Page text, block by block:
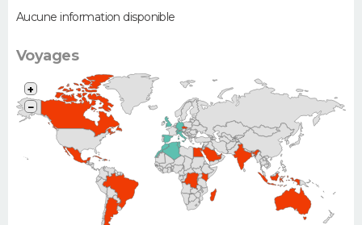
Aucune information disponible
Voyages
+
−